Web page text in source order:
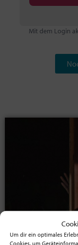
Um dir ein optimales
Cookies, um
Mit dem Login